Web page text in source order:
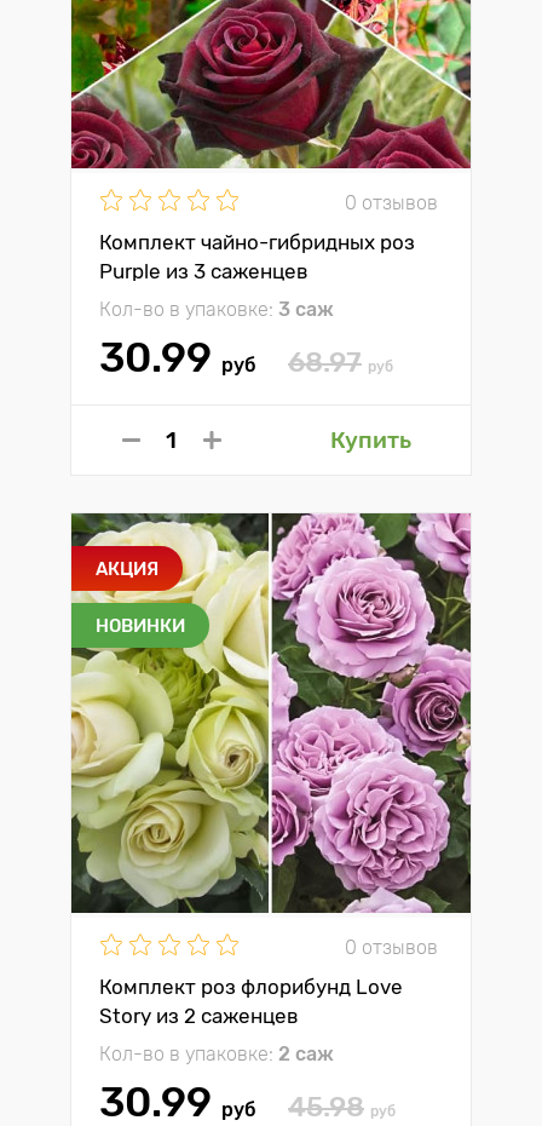
0 отзывов
Комплект чайно-гибридных роз
Purple из 3 саженцев
Кол-во в упаковке: 3 саж
30.99 руб 68.97 руб
Купить
АКЦИЯ
НОВИНКИ
0 отзывов
Комплект роз флорибунд Love
Story из 2 саженцев
Кол-во в упаковке: 2 саж
30.99 руб 45.98 руб